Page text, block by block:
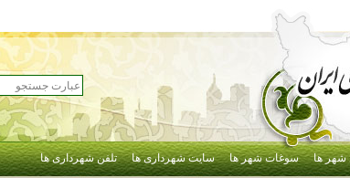
شهر ها سوغات شهر ها سایت شهرداری ها تلفن شهرداری ها